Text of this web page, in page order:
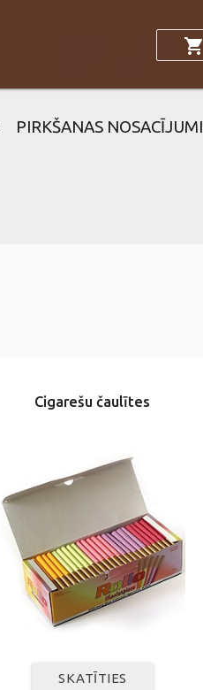
shopping_cart
PIRKŠANAS NOSACĪJUMI
Cigarešu čaulītes
SKATĪTIES